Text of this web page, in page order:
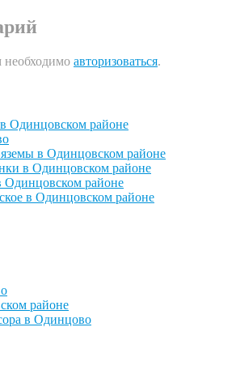
необходимо авторизоваться.
Одинцовском районе
в Одинцовском районе
в Одинцовском районе
Одинцовском районе
в Одинцовском районе
районе
в Одинцово